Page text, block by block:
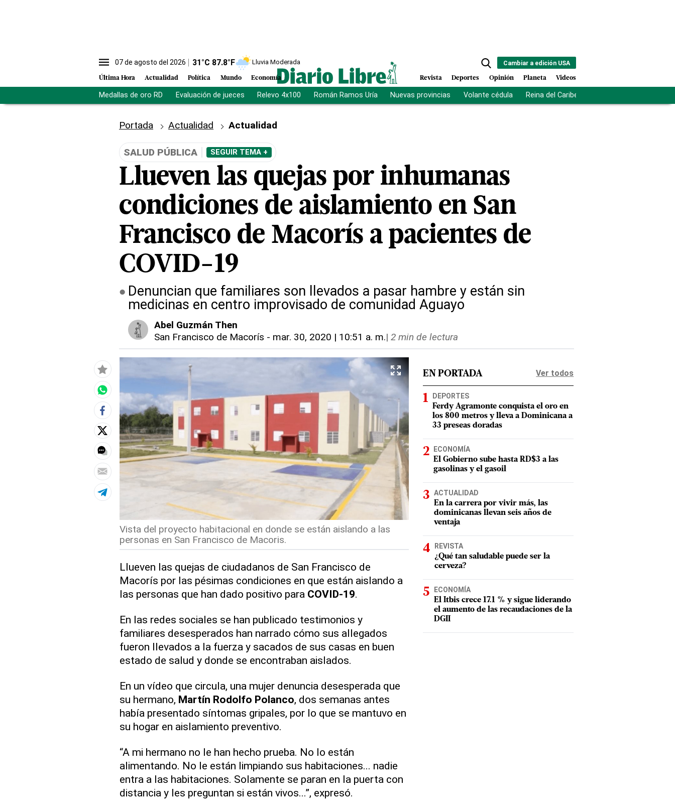
07 de agosto del 2026 31°C 87.8°F Lluvia Moderada
Última Hora Actualidad Política Mundo Economía
Cambiar a edición USA
Revista Deportes Opinión Planeta Videos
Medallas de oro RD Evaluación de jueces Relevo 4x100 Román Ramos Uría Nuevas provincias Volante cédula Reina del Caribe
Portada Actualidad Actualidad
SALUD PÚBLICA SEGUIR TEMA +
Llueven las quejas por inhumanas
condiciones de aislamiento en San
Francisco de Macorís a pacientes de
COVID-19
Denuncian que familiares son llevados a pasar hambre y están sin
medicinas en centro improvisado de comunidad Aguayo
Abel Guzmán Then
San Francisco de Macorís - mar. 30, 2020 | 10:51 a. m.| 2 min de lectura
Vista del proyecto habitacional en donde se están aislando a las
personas en San Francisco de Macoris.
Llueven las quejas de ciudadanos de San Francisco de
Macorís por las pésimas condiciones en que están aislando a
las personas que han dado positivo para COVID-19.
En las redes sociales se han publicado testimonios y
familiares desesperados han narrado cómo sus allegados
fueron llevados a la fuerza y sacados de sus casas en buen
estado de salud y donde se encontraban aislados.
En un vídeo que circula, una mujer denuncia desesperada que
su hermano, Martín Rodolfo Polanco, dos semanas antes
había presentado síntomas gripales, por lo que se mantuvo en
su hogar en aislamiento preventivo.
“A mi hermano no le han hecho prueba. No lo están
alimentando. No le están limpiando sus habitaciones... nadie
entra a las habitaciones. Solamente se paran en la puerta con
distancia y les preguntan si están vivos...”, expresó.
EN PORTADA Ver todos
DEPORTES
Ferdy Agramonte conquista el oro en
los 800 metros y lleva a Dominicana a
33 preseas doradas
ECONOMÍA
El Gobierno sube hasta RD$3 a las
gasolinas y el gasoil
ACTUALIDAD
En la carrera por vivir más, las
dominicanas llevan seis años de
ventaja
REVISTA
¿Qué tan saludable puede ser la
cerveza?
ECONOMÍA
El Itbis crece 17.1 % y sigue liderando
el aumento de las recaudaciones de la
DGII